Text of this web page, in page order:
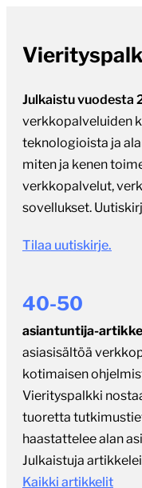
Julkaistu vuodesta
verkkopalveluiden
teknologioista ja
miten ja kenen
verkkopalvelut,
sovellukset.
Tilaa uutiskirje.
40-50
asiantuntija-
asiasisältöä
kotimaisen
Vierityspalkki
tuoretta
haastattelee alan
Julkaistuja
Kaikki artikkelit